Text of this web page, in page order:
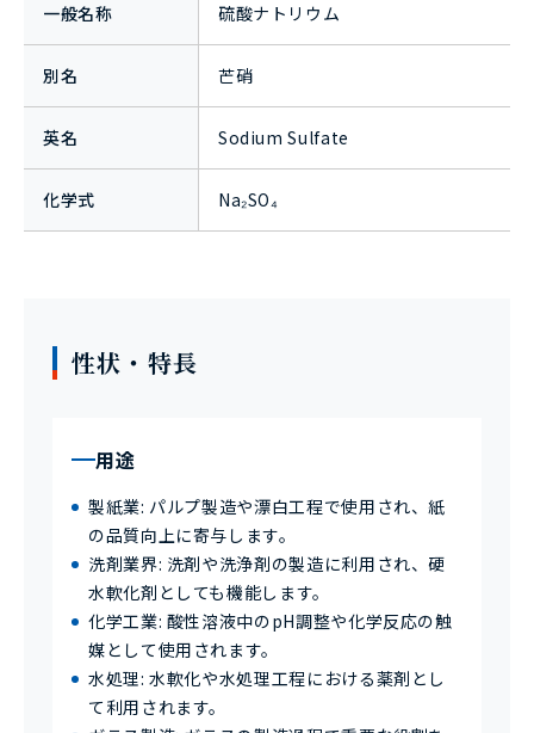
一般名称 硫酸ナトリウム
別名 芒硝
英名 Sodium Sulfate
化学式 Na₂SO₄
性状・特長
用途
製紙業: パルプ製造や漂白工程で使用され、紙
の品質向上に寄与します。
洗剤業界: 洗剤や洗浄剤の製造に利用され、硬
水軟化剤としても機能します。
化学工業: 酸性溶液中のpH調整や化学反応の触
媒として使用されます。
水処理: 水軟化や水処理工程における薬剤とし
て利用されます。